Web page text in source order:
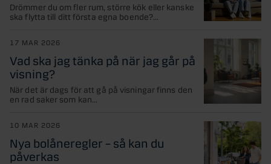
Drömmer du om fler rum, större kök eller kanske
ska flytta till ditt första egna boende?...
17 MAR 2026
Vad ska jag tänka på när jag går på
visning?
När det är dags för att gå på visningar finns den
en rad saker som kan...
10 MAR 2026
Nya bolåneregler – så kan du
påverkas